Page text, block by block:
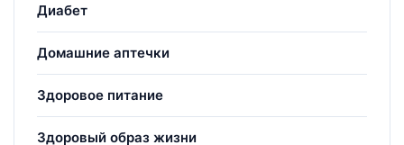
Диабет
Домашние аптечки
Здоровое питание
Здоровый образ жизни